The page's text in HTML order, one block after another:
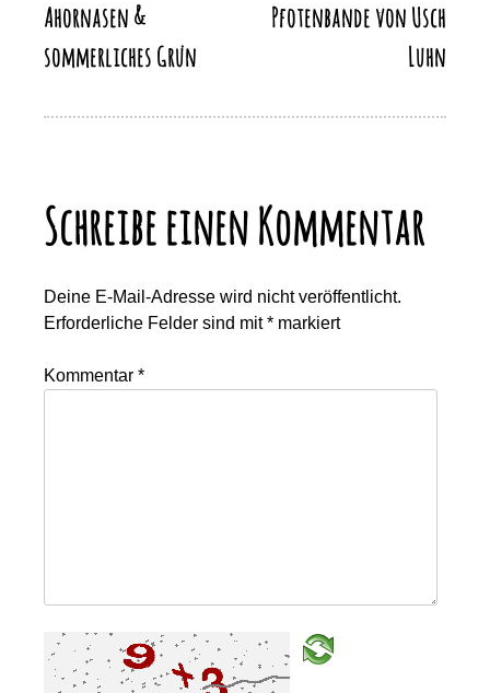
Ahornasen &
sommerliches Grün
Pfotenbande von Usch
Luhn
Schreibe einen Kommentar
Deine E-Mail-Adresse wird nicht veröffentlicht.
Erforderliche Felder sind mit* markiert
Kommentar*